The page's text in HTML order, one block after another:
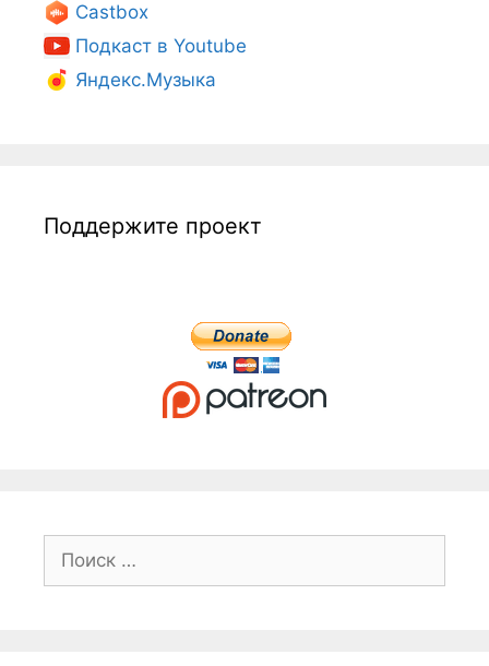
Castbox
Подкаст в Youtube
Яндекс.Музыка
Поддержите проект
Поиск: